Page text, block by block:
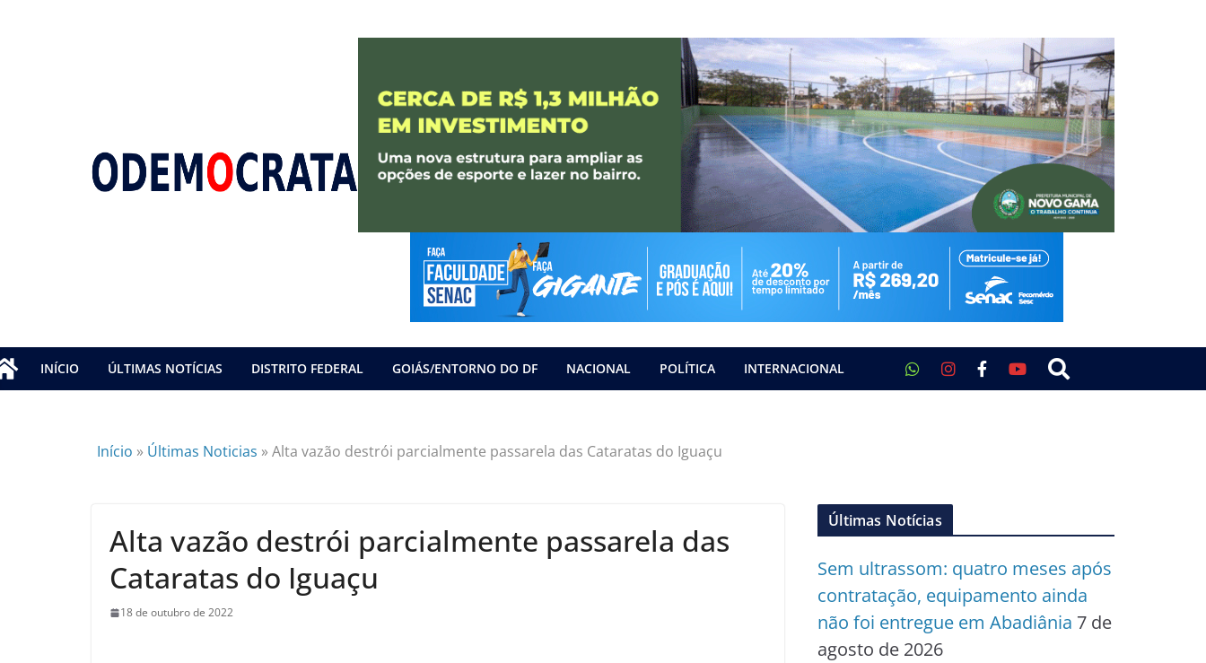
INÍCIO ÚLTIMAS NOTÍCIAS DISTRITO FEDERAL GOIÁS/ENTORNO DO DF NACIONAL POLÍTICA INTERNACIONAL
Início » Últimas Noticias »Alta vazão destrói parcialmente passarela das Cataratas do Iguaçu
Alta vazão destrói parcialmente passarela das
Cataratas do Iguaçu
18 de outubro de 2022
Últimas Notícias
Sem ultrassom: quatro meses após
contratação, equipamento ainda
não foi entregue em Abadiânia 7 de
agosto de 2026